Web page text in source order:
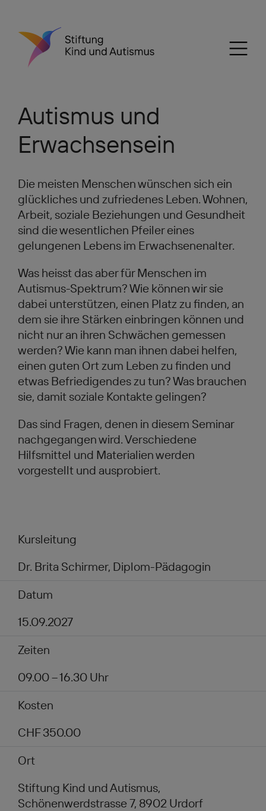
Autismus und
Erwachsensein
Die meisten Menschen wünschen sich ein
glückliches und zufriedenes Leben. Wohnen,
Arbeit, soziale Beziehungen und Gesundheit
sind die wesentlichen Pfeiler eines
gelungenen Lebens im Erwachsenenalter.
Was heisst das aber für Menschen im
Autismus-Spektrum? Wie können wir sie
dabei unterstützen, einen Platz zu finden, an
dem sie ihre Stärken einbringen können und
nicht nur an ihren Schwächen gemessen
werden? Wie kann man ihnen dabei helfen,
einen guten Ort zum Leben zu finden und
etwas Befriedigendes zu tun? Was brauchen
sie, damit soziale Kontakte gelingen?
Das sind Fragen, denen in diesem Seminar
nachgegangen wird. Verschiedene
Hilfsmittel und Materialien werden
vorgestellt und ausprobiert.
Kursleitung
Dr. Brita Schirmer, Diplom-Pädagogin
Datum
15.09.2027
Zeiten
09.00 – 16.30 Uhr
Kosten
CHF 350.00
Ort
Stiftung Kind und Autismus,
Schönenwerdstrasse 7, 8902 Urdorf